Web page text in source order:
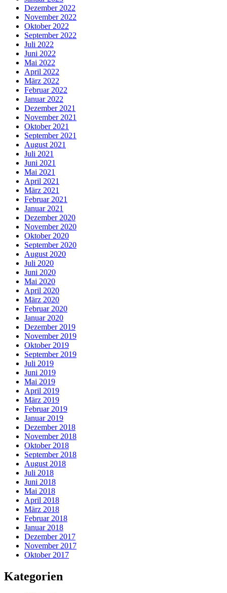
Dezember 2022
November 2022
Oktober 2022
September 2022
Juli 2022
Juni 2022
Mai 2022
April 2022
März 2022
Februar 2022
Januar 2022
Dezember 2021
November 2021
Oktober 2021
September 2021
August 2021
Juli 2021
Juni 2021
Mai 2021
April 2021
März 2021
Februar 2021
Januar 2021
Dezember 2020
November 2020
Oktober 2020
September 2020
August 2020
Juli 2020
Juni 2020
Mai 2020
April 2020
März 2020
Februar 2020
Januar 2020
Dezember 2019
November 2019
Oktober 2019
September 2019
Juli 2019
Juni 2019
Mai 2019
April 2019
März 2019
Februar 2019
Januar 2019
Dezember 2018
November 2018
Oktober 2018
September 2018
August 2018
Juli 2018
Juni 2018
Mai 2018
April 2018
März 2018
Februar 2018
Januar 2018
Dezember 2017
November 2017
Oktober 2017
Kategorien